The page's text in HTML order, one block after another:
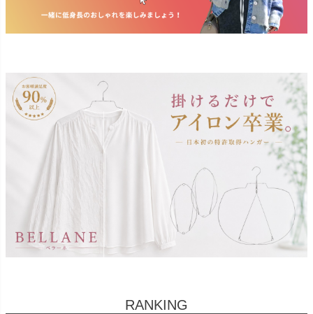
RANKING